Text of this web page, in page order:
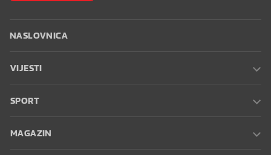
NASLOVNICA
VIJESTI
SPORT
MAGAZIN